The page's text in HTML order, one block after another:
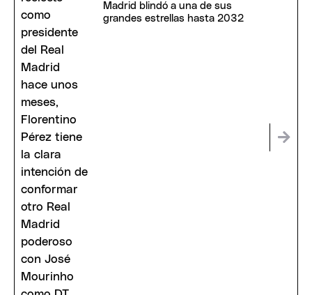
Madrid blindó a una de sus
grandes estrellas hasta 2032